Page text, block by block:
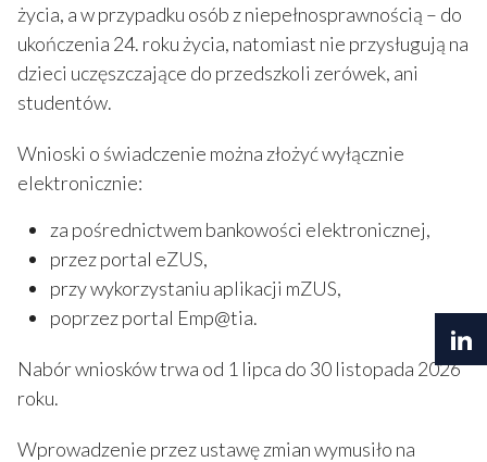
życia, a w przypadku osób z niepełnosprawnością – do
ukończenia 24. roku życia, natomiast nie przysługują na
dzieci uczęszczające do przedszkoli zerówek, ani
studentów.
Wnioski o świadczenie można złożyć wyłącznie
elektronicznie:
za pośrednictwem bankowości elektronicznej,
przez portal eZUS,
przy wykorzystaniu aplikacji mZUS,
poprzez portal Emp@tia.
Nabór wniosków trwa od 1 lipca do 30 listopada 2026
roku.
Wprowadzenie przez ustawę zmian wymusiło na